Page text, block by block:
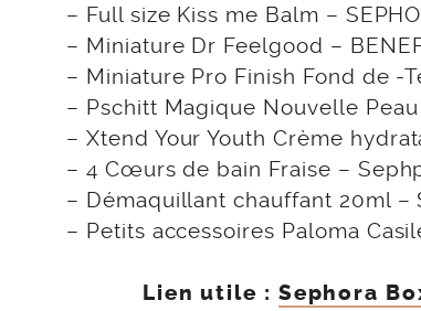
– Full size Kiss me Balm –
– Miniature Dr Feelgood –
– Miniature Pro Finish Fond de -
– Pschitt Magique Nouvelle
– Xtend Your Youth Crème
– 4 Cœurs de bain Fraise –
– Démaquillant chauffant 20ml –
– Petits accessoires Paloma
Lien utile : Sephora